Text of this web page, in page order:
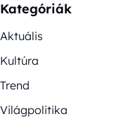
Kategóriák
Aktuális
Kultúra
Trend
Világpolitika